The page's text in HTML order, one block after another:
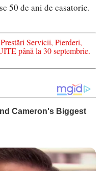
50 de ani de casatorie.
Servicii, Pierderi,
până la 30 septembrie.